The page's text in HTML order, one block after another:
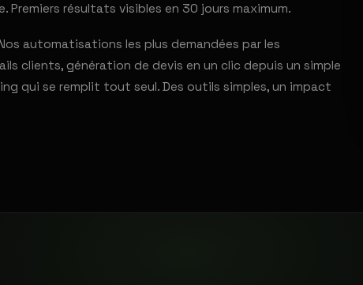
résultats visibles en 30 jours maximum.
automatisations les plus demandées par les
clients, génération de devis en un clic depuis un simple
qui se remplit tout seul. Des outils simples, un impact